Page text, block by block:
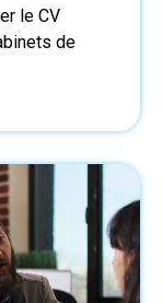
le CV
de